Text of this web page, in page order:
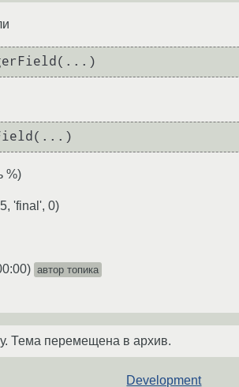
%)
'final', 0)
) автор топика
Тема перемещена в архив.
Development